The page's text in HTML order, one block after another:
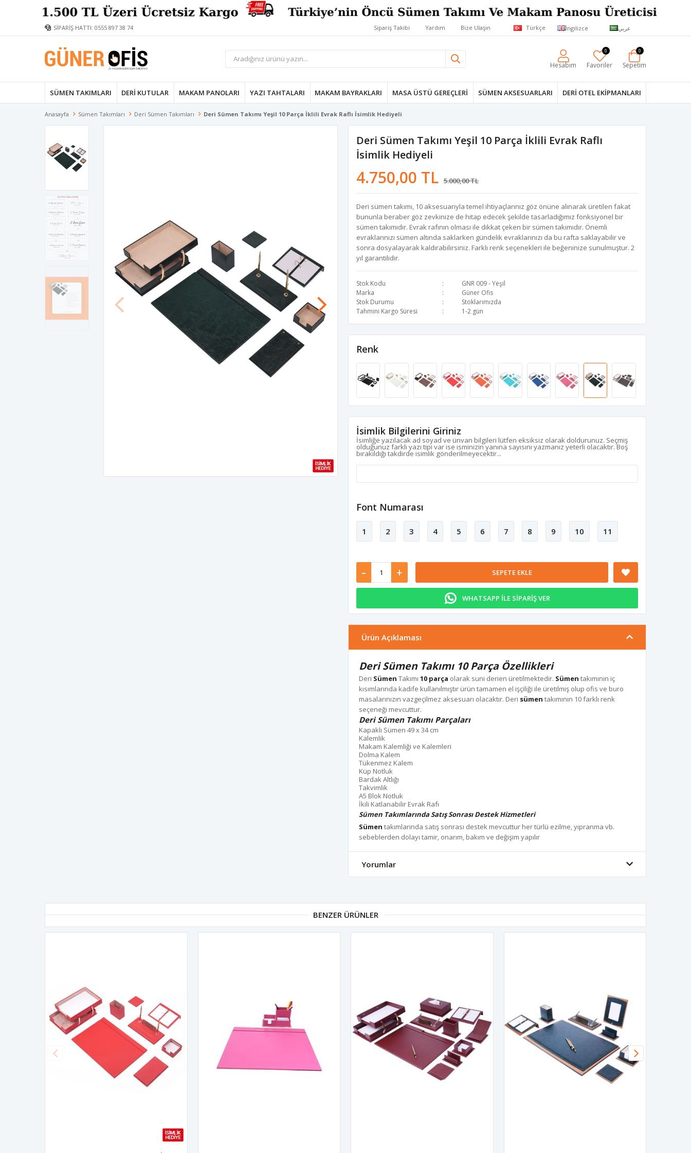
SİPARİŞ HATTI: 0555 897 38 74 Sipariş Takibi Yardım Bize Ulaşın Türkçe İngilizce عربي
Hesabım Favoriler
0
Sepetim
0
SÜMEN TAKIMLARI DERI KUTULAR MAKAM PANOLARI YAZI TAHTALARI MAKAM BAYRAKLARI MASA ÜSTÜ GEREÇLERI SÜMEN AKSESUARLARI DERI OTEL EKIPMANLARI
Anasayfa Sümen Takımları Deri Sümen Takımları Deri Sümen Takımı Yeşil 10 Parça İklili Evrak Raflı İsimlik Hediyeli
Deri Sümen Takımı Yeşil 10 Parça İklili Evrak Raflı
İsimlik Hediyeli
4.750,00 TL 5.000,00 TL
Deri sümen takımı, 10 aksesuarıyla temel ihtiyaçlarınız göz önüne alınarak üretilen fakat
bununla beraber göz zevkinize de hitap edecek şekilde tasarladığımız fonksiyonel bir
sümen takımıdır. Evrak rafının olması ile dikkat çeken bir sümen takımıdır. Önemli
evraklarınızı sümen altında saklarken gündelik evraklarınızı da bu rafta saklayabilir ve
sonra dosyalayarak kaldırabilirsiniz. Farklı renk seçenekleri ile beğeninize sunulmuştur. 2
yıl garantilidir.
Stok Kodu
GNR 009 - Yeşil
Marka
Güner Ofis
Stok Durumu
Stoklarımızda
Tahmini Kargo Süresi
1-2 gün
Renk
İsimlik Bilgilerini Giriniz
İsimliğe yazılacak ad soyad ve ünvan bilgileri lütfen eksiksiz olarak doldurunuz. Seçmiş
olduğunuz farklı yazı tipi var ise isminizin yanına sayısını yazmanız yeterli olacaktır. Boş
bırakıldığı takdirde isimlik gönderilmeyecektir...
Font Numarası
1 2 3 4 5 6 7 8 9 10 11
- + SEPETE EKLE
WHATSAPP İLE SİPARİŞ VER
Ürün Açıklaması
Deri Sümen Takımı 10 Parça Özellikleri
Deri Sümen Takımı 10 parça olarak suni derien üretilmektedir. Sümen takımının iç
kısımlarında kadife kullanılmıştır ürün tamamen el işçiliği ile üretilmiş olup ofis ve buro
masalarınızın vazgeçilmez aksesuarı olacaktır. Deri sümen takımının 10 farklı renk
seçeneği mevcuttur.
Deri Sümen Takımı Parçaları
Kapaklı Sümen 49 x 34 cm
Kalemlik
Makam Kalemliği ve Kalemleri
Dolma Kalem
Tükenmez Kalem
Küp Notluk
Bardak Altlığı
Takvimlik
A5 Blok Notluk
İkili Katlanabilir Evrak Rafı
Sümen Takımlarında Satış Sonrası Destek Hizmetleri
Sümen takımlarında satış sonrası destek mevcuttur her türlü ezilme, yıpranma vb.
sebeblerden dolayı tamir, onarım, bakım ve değişim yapılır
Yorumlar
BENZER ÜRÜNLER